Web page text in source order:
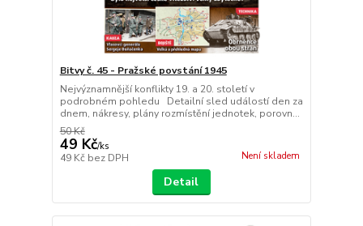
Bitvy č. 45 - Pražské povstání 1945
Nejvýznamnější konflikty 19. a 20. století v
podrobném pohledu Detailní sled událostí den za
dnem, nákresy, plány rozmístění jednotek, porovn...
50 Kč
49 Kč/ks
49 Kč bez DPH Není skladem
Detail